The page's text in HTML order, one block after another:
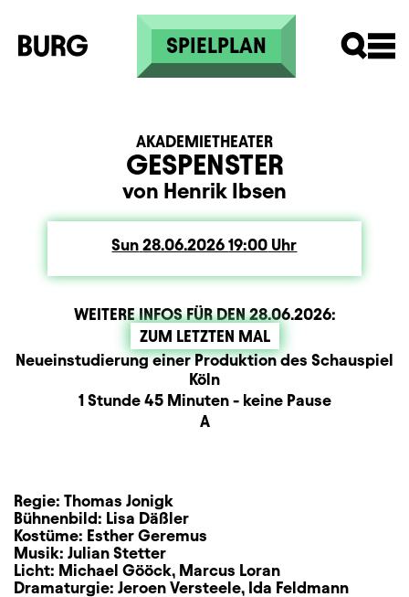
Skip to main content
SPIELPLAN
GESPENSTER
AKADEMIETHEATER
von Henrik Ibsen
Sun Sunday
28.06.202619:00 Uhr
WEITERE INFOS FÜR DEN28.06.2026:
ZUM LETZTEN MAL
BeschreibungInformation
Produktionspartner
Neueinstudierung einer Produktion des Schauspiel
Köln
Dauer und Pausen
1 Stunde 45 Minuten - keine Pause
A
Regie: Thomas Jonigk
Bühnenbild: Lisa Däßler
Kostüme: Esther Geremus
Musik: Julian Stetter
Licht: Michael Gööck, Marcus Loran
Dramaturgie: Jeroen Versteele, Ida Feldmann